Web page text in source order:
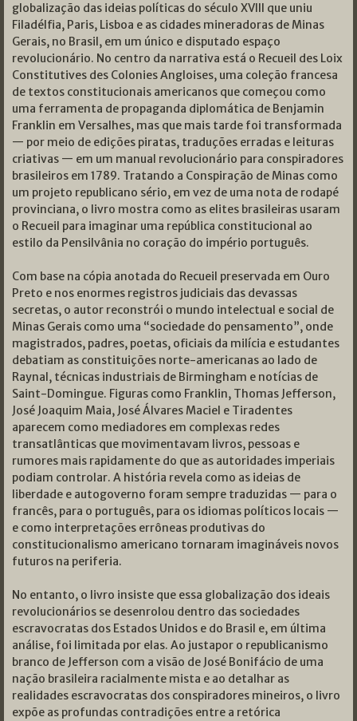
globalização das ideias políticas do século XVIII que uniu
Filadélfia, Paris, Lisboa e as cidades mineradoras de Minas
Gerais, no Brasil, em um único e disputado espaço
revolucionário. No centro da narrativa está o Recueil des Loix
Constitutives des Colonies Angloises, uma coleção francesa
de textos constitucionais americanos que começou como
uma ferramenta de propaganda diplomática de Benjamin
Franklin em Versalhes, mas que mais tarde foi transformada
— por meio de edições piratas, traduções erradas e leituras
criativas — em um manual revolucionário para conspiradores
brasileiros em 1789. Tratando a Conspiração de Minas como
um projeto republicano sério, em vez de uma nota de rodapé
provinciana, o livro mostra como as elites brasileiras usaram
o Recueil para imaginar uma república constitucional ao
estilo da Pensilvânia no coração do império português.
Com base na cópia anotada do Recueil preservada em Ouro
Preto e nos enormes registros judiciais das devassas
secretas, o autor reconstrói o mundo intelectual e social de
Minas Gerais como uma “sociedade do pensamento”, onde
magistrados, padres, poetas, oficiais da milícia e estudantes
debatiam as constituições norte-americanas ao lado de
Raynal, técnicas industriais de Birmingham e notícias de
Saint-Domingue. Figuras como Franklin, Thomas Jefferson,
José Joaquim Maia, José Álvares Maciel e Tiradentes
aparecem como mediadores em complexas redes
transatlânticas que movimentavam livros, pessoas e
rumores mais rapidamente do que as autoridades imperiais
podiam controlar. A história revela como as ideias de
liberdade e autogoverno foram sempre traduzidas — para o
francês, para o português, para os idiomas políticos locais —
e como interpretações errôneas produtivas do
constitucionalismo americano tornaram imagináveis novos
futuros na periferia.
No entanto, o livro insiste que essa globalização dos ideais
revolucionários se desenrolou dentro das sociedades
escravocratas dos Estados Unidos e do Brasil e, em última
análise, foi limitada por elas. Ao justapor o republicanismo
branco de Jefferson com a visão de José Bonifácio de uma
nação brasileira racialmente mista e ao detalhar as
realidades escravocratas dos conspiradores mineiros, o livro
expõe as profundas contradições entre a retórica